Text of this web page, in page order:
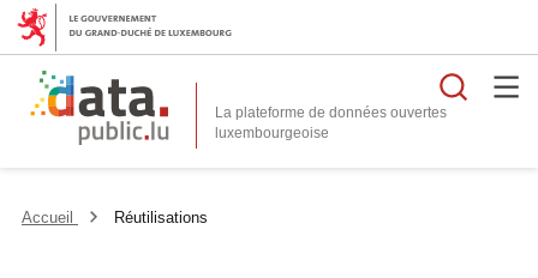
La plateforme de données ouvertes
Accueil Réutilisations